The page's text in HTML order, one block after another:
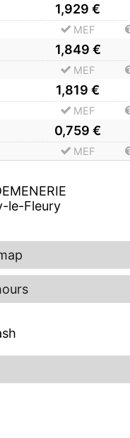
1,929 €
MEF
1,849 €
MEF
1,819 €
MEF
0,759 €
MEF
le-Fleury